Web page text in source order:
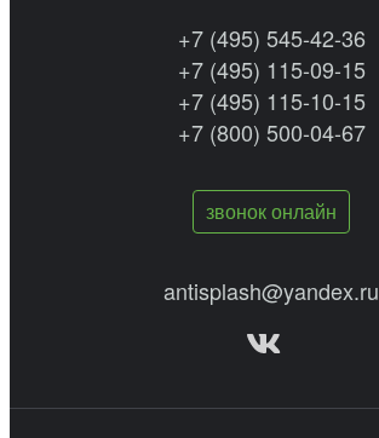
+7 (495) 545-42-36
+7 (495) 115-09-15
+7 (495) 115-10-15
+7 (800) 500-04-67
звонок онлайн
antisplash@yandex.ru